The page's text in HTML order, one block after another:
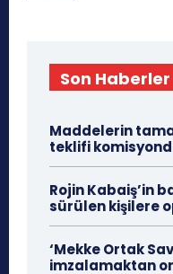
Son Haberler
Maddelerin
teklifi
Rojin Kabaiş’in
sürülen kişilere
‘Mekke Ortak
imzalamaktan